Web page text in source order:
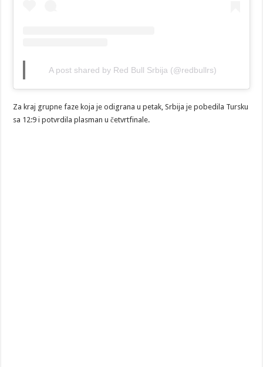
A post shared by Red Bull Srbija (@redbullrs)
Za kraj grupne faze koja je odigrana u petak, Srbija je pobedila Tursku
sa 12:9 i potvrdila plasman u četvrtfinale.